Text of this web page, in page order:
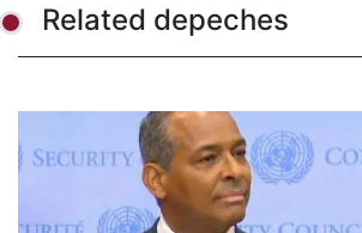
Related depeches